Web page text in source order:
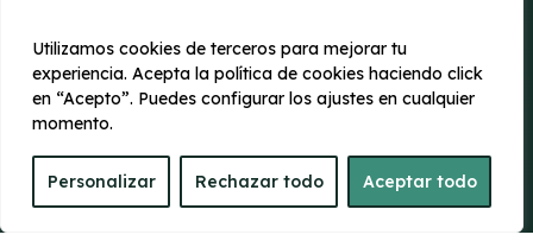
Utilizamos cookies de terceros para mejorar tu
experiencia. Acepta la política de cookies haciendo click
en “Acepto”. Puedes configurar los ajustes en cualquier
momento.
Personalizar Rechazar todo Aceptar todo
© 2020 - 2026 Renting Mallorca
Aviso legal y Privacidad